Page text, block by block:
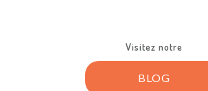
Visitez notre
BLOG